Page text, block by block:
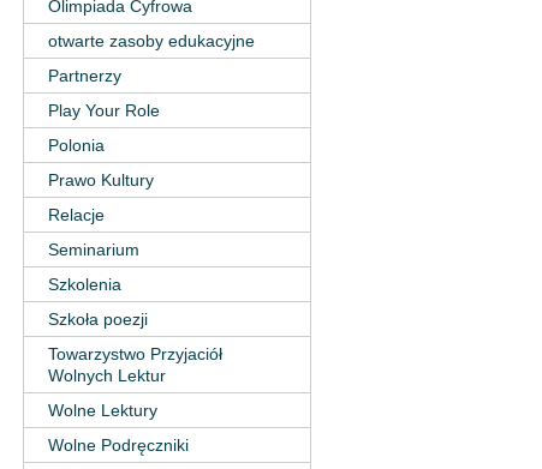
Olimpiada Cyfrowa
otwarte zasoby edukacyjne
Partnerzy
Play Your Role
Polonia
Prawo Kultury
Relacje
Seminarium
Szkolenia
Szkoła poezji
Towarzystwo Przyjaciół
Wolnych Lektur
Wolne Lektury
Wolne Podręczniki